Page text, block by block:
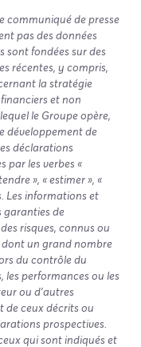
communiqué de presse
pas des données
sont fondées sur des
récentes, y compris,
la stratégie
et non
le Groupe opère,
développement de
déclarations
par les verbes «
», « estimer », «
Les informations et
garanties de
risques, connus ou
dont un grand nombre
du contrôle du
les performances ou les
ou d’autres
de ceux décrits ou
prospectives.
qui sont indiqués et